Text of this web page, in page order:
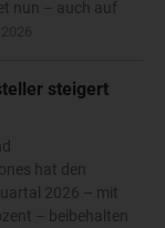
nun – auch auf
steigert
hat den
2026 – mit
– beibehalten